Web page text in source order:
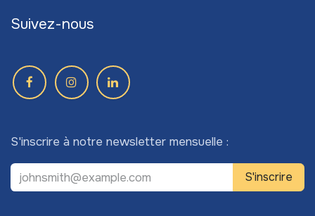
Suivez-nous
S'inscrire à notre newsletter mensuelle :
S'inscrire